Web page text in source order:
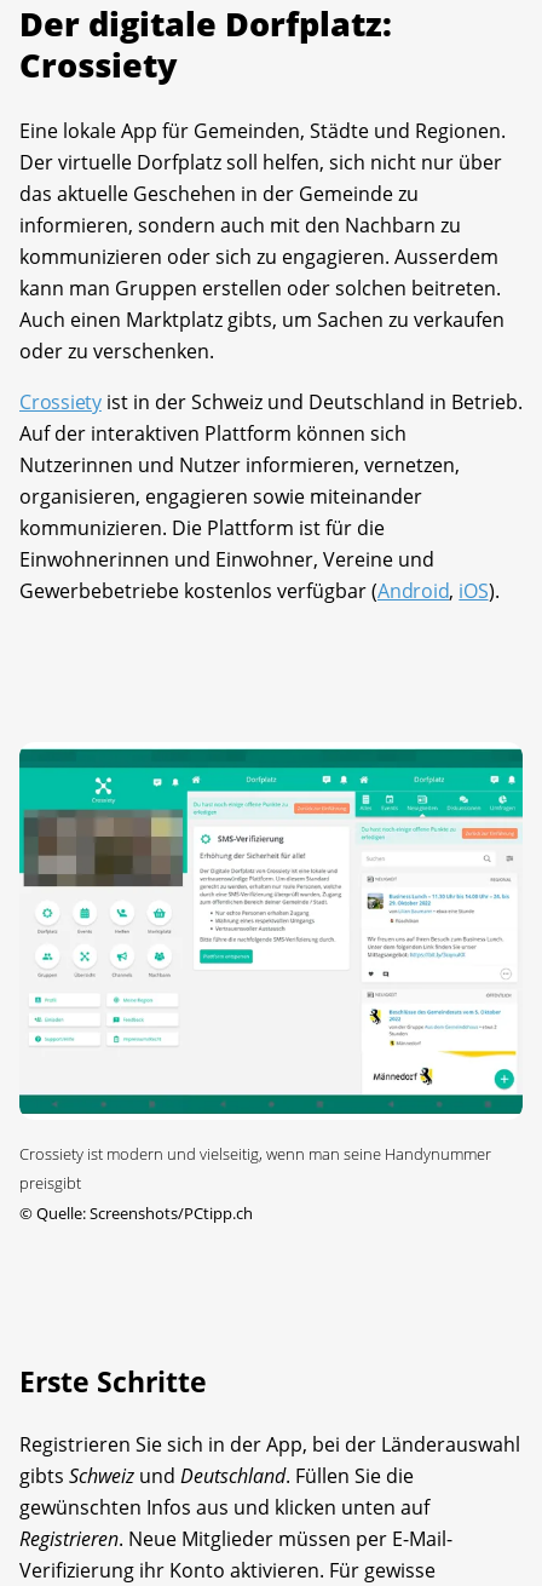
Der digitale Dorfplatz:
Crossiety
Eine lokale App für Gemeinden, Städte und Regionen.
Der virtuelle Dorfplatz soll helfen, sich nicht nur über
das aktuelle Geschehen in der Gemeinde zu
informieren, sondern auch mit den Nachbarn zu
kommunizieren oder sich zu engagieren. Ausserdem
kann man Gruppen erstellen oder solchen beitreten.
Auch einen Marktplatz gibts, um Sachen zu verkaufen
oder zu verschenken.
Crossietyist in der Schweiz und Deutschland in Betrieb.
Auf der interaktiven Plattform können sich
Nutzerinnen und Nutzer informieren, vernetzen,
organisieren, engagieren sowie miteinander
kommunizieren. Die Plattform ist für die
Einwohnerinnen und Einwohner, Vereine und
Gewerbebetriebe kostenlos verfügbar (Android, iOS).
Crossiety ist modern und vielseitig, wenn man seine Handynummer
preisgibt
©Quelle: Screenshots/PCtipp.ch
Erste Schritte
Registrieren Sie sich in der App, bei der Länderauswahl
gibts Schweiz und Deutschland. Füllen Sie die
gewünschten Infos aus und klicken unten auf
Registrieren. Neue Mitglieder müssen per E-Mail-
Verifizierung ihr Konto aktivieren. Für gewisse